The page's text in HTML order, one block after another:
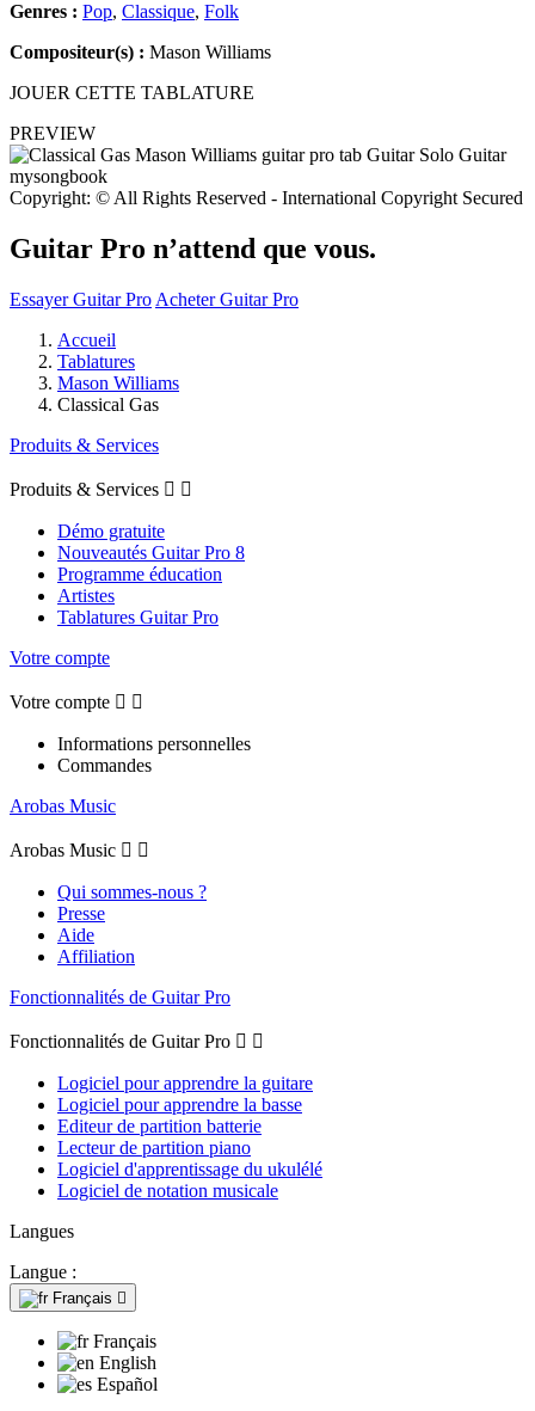
Genres : Pop, Classique, Folk
Compositeur(s) : Mason Williams
JOUER CETTE TABLATURE
PREVIEW
Copyright: © All Rights Reserved - International Copyright Secured
Guitar Pro n’attend que vous.
Essayer Guitar Pro Acheter Guitar Pro
Accueil
Tablatures
Mason Williams
Classical Gas
Produits & Services
Produits & Services  
Démo gratuite
Nouveautés Guitar Pro 8
Programme éducation
Artistes
Tablatures Guitar Pro
Votre compte
Votre compte  
Informations personnelles
Commandes
Arobas Music
Arobas Music  
Qui sommes-nous ?
Presse
Aide
Affiliation
Fonctionnalités de Guitar Pro
Fonctionnalités de Guitar Pro  
Logiciel pour apprendre la guitare
Logiciel pour apprendre la basse
Editeur de partition batterie
Lecteur de partition piano
Logiciel d'apprentissage du ukulélé
Logiciel de notation musicale
Langues
Langue :
Français 
Français
English
Español